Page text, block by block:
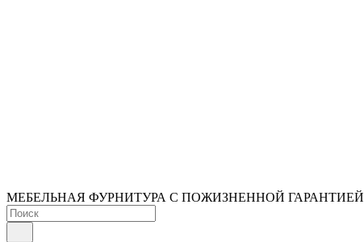
МЕБЕЛЬНАЯ ФУРНИТУРА С ПОЖИЗНЕННОЙ ГАРАНТИЕЙ